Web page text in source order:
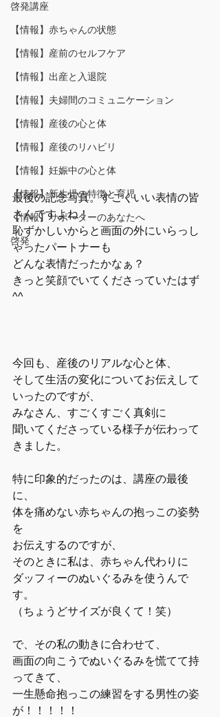
啓発講座
【情報】赤ちゃんの状態
【情報】産前のセルフケア
【情報】出産と入退院
【情報】夫婦間のコミュニケーション
【情報】産後の心と体
【情報】産後のリハビリ
【情報】妊娠中の心と体
【情報】新生児の特徴と育児
【情報】サポーターのあなたへ
啓発
最後の記念写真。すごくいい表情の皆
さんですよね！
恥ずかしいからと画面の外にいらっし
ゃったパートナーも
どんな表情だったかなぁ？
きっと笑顔でいてくださっていたはず
^^
今回も、産後のリアルな心と体、
そして生活の変化についてお伝えして
いったのですが、
みなさん、すごくすごく真剣に
聞いてくださっている様子が伝わって
きました。
特に印象的だったのは、講座の最後
に、
体を痛めない赤ちゃんの抱っこの姿勢
を
お伝えするのですが、
そのときに私は、赤ちゃん代わりに
ダッフィーのぬいぐるみを使うんで
す。
（ちょうどサイズが良くて！笑）
で、その私の動きに合わせて、
画面の向こうでぬいぐるみを慌てて持
ってきて、
一生懸命抱っこの練習をする男性の姿
が！！！！！